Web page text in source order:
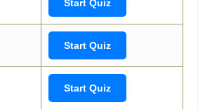
Start Quiz
Start Quiz
Start Quiz